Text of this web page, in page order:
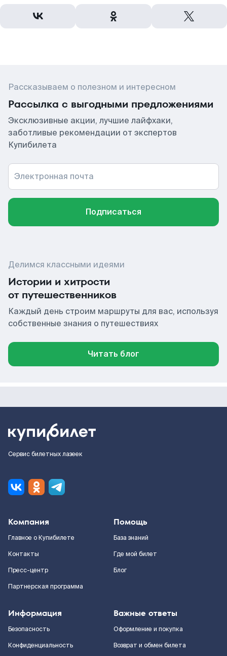
Рассказываем о полезном и интересном
Рассылка с выгодными предложениями
Эксклюзивные акции, лучшие лайфхаки,
заботливые рекомендации от экспертов
Купибилета
Электронная почта
Подписаться
Делимся классными идеями
Истории и хитрости
от путешественников
Каждый день строим маршруты для вас, используя
собственные знания о путешествиях
Читать блог
Сервис билетных лазеек
Компания
Главное о Купибилете
Контакты
Пресс-центр
Партнерская программа
Помощь
База знаний
Где мой билет
Блог
Информация
Безопасность
Конфиденциальность
Важные ответы
Оформление и покупка
Возврат и обмен билета